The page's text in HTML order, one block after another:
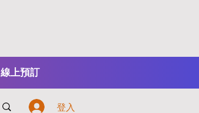
線上預訂
登入